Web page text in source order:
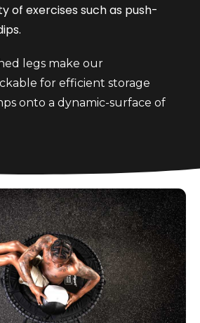
of exercises such as push-
legs make our
for efficient storage
onto a dynamic-surface of